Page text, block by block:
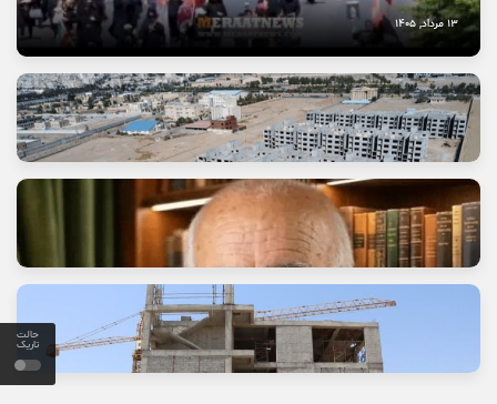
حالت
تاریک
13 مرداد, 1405
وعده خانه‌ای که برای خانواده‌ها گران تمام شد
11 مرداد, 1405